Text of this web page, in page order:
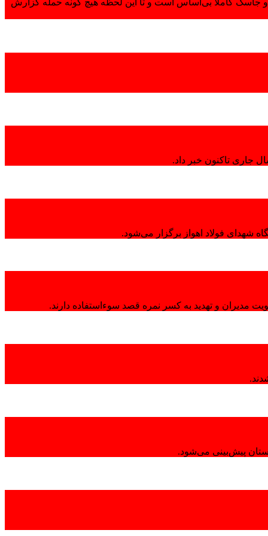
و جاسک کاملاً بی‌اساس است و تا این لحظه هیچ گونه حمله گزارش
جاری تاکنون خبر داد.
شهدای فولاد اهواز برگزار می‌شود.
مدیران و تهدید به کسر نمره قصد سوءاستفاده دارند.
پیش‌بینی می‌شود.